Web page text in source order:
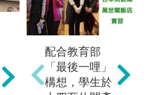
【個案研
究】：
閱讀個案，發
配合教育部
「最後一哩」
構想，學生於